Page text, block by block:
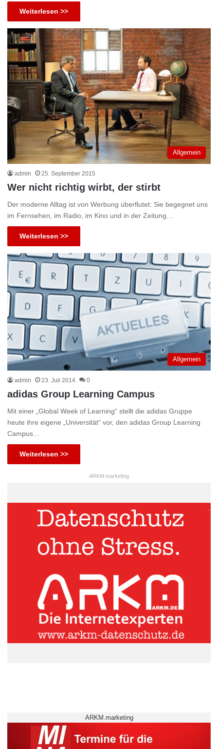
Weiterlesen >>
Allgemein
admin 25. September 2015
Wer nicht richtig wirbt, der stirbt
Der moderne Alltag ist von Werbung überflutet: Sie begegnet uns
im Fernsehen, im Radio, im Kino und in der Zeitung…
Weiterlesen >>
Allgemein
admin 23. Juli 2014 0
adidas Group Learning Campus
Mit einer „Global Week of Learning“ stellt die adidas Gruppe
heute ihre eigene „Universität“ vor, den adidas Group Learning
Campus…
Weiterlesen >>
ARKM.marketing
ARKM.marketing